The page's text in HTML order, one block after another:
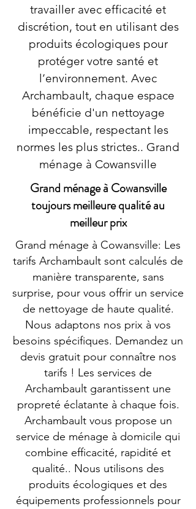
travailler avec efficacité et
discrétion, tout en utilisant des
produits écologiques pour
protéger votre santé et
l’environnement. Avec
Archambault, chaque espace
bénéficie d'un nettoyage
impeccable, respectant les
normes les plus strictes.. Grand
ménage à Cowansville
Grand ménage à Cowansville
toujours meilleure qualité au
meilleur prix
Grand ménage à Cowansville: Les
tarifs Archambault sont calculés de
manière transparente, sans
surprise, pour vous offrir un service
de nettoyage de haute qualité.
Nous adaptons nos prix à vos
besoins spécifiques. Demandez un
devis gratuit pour connaître nos
tarifs ! Les services de
Archambault garantissent une
propreté éclatante à chaque fois.
Archambault vous propose un
service de ménage à domicile qui
combine efficacité, rapidité et
qualité.. Nous utilisons des
produits écologiques et des
équipements professionnels pour